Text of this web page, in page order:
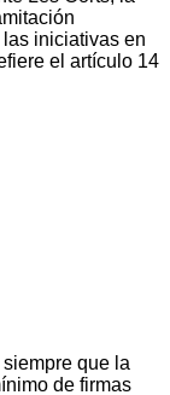
iniciativas en
el artículo 14
que la
de firmas